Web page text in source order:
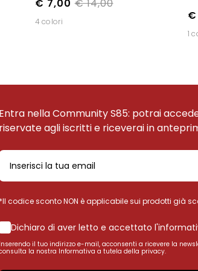
€ 14,00
€ 7,00
4 colori €
1
Entra nella Community S85: potrai
riservate agli iscritti e riceverai in
*Il codice sconto NON è applicabile sui prodotti già
Dichiaro di aver letto e accettato
Inserendo il tuo indirizzo e-mail, acconsenti a ricevere la
la nostra Informativa a tutela della privacy.